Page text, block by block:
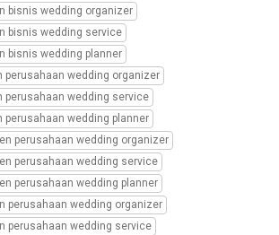
bisnis wedding organizer
bisnis wedding service
bisnis wedding planner
wedding organizer
perusahaan wedding service
wedding planner
perusahaan wedding organizer
perusahaan wedding service
perusahaan wedding planner
perusahaan wedding organizer
perusahaan wedding service